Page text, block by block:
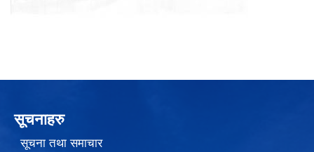
सूचनाहरु
सूचना तथा समाचार